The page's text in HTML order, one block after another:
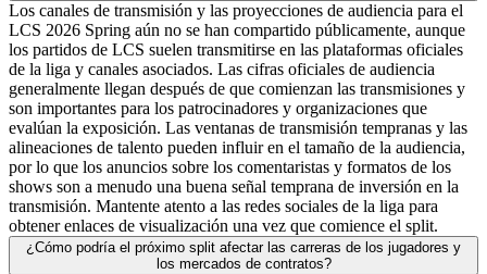
Los canales de transmisión y las proyecciones de audiencia para el
LCS 2026 Spring aún no se han compartido públicamente, aunque
los partidos de LCS suelen transmitirse en las plataformas oficiales
de la liga y canales asociados. Las cifras oficiales de audiencia
generalmente llegan después de que comienzan las transmisiones y
son importantes para los patrocinadores y organizaciones que
evalúan la exposición. Las ventanas de transmisión tempranas y las
alineaciones de talento pueden influir en el tamaño de la audiencia,
por lo que los anuncios sobre los comentaristas y formatos de los
shows son a menudo una buena señal temprana de inversión en la
transmisión. Mantente atento a las redes sociales de la liga para
obtener enlaces de visualización una vez que comience el split.
¿Cómo podría el próximo split afectar las carreras de los jugadores y
los mercados de contratos?